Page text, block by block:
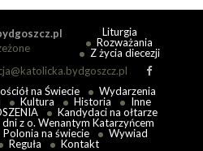
Liturgia
Rozważania
Z życia diecezji
na Świecie
Wydarzenia
Kultura Historia
Inne
Kandydaci na ołtarze
z o. Wenantym Katarzyńcem
Polonia na świecie
Wywiad
Reguła Kontakt